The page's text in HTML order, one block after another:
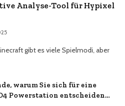
Analyse-Tool für Hypixel
gibt es viele Spielmodi, aber
warum Sie sich für eine
Powerstation entscheiden